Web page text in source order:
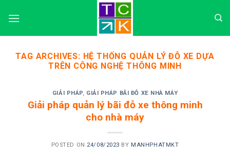
TAG ARCHIVES: HỆ THỐNG QUẢN LÝ ĐỖ XE DỰA
TRÊN CÔNG NGHỆ THÔNG MINH
GIẢI PHÁP, GIẢI PHÁP BÃI ĐỖ XE NHÀ MÁY
Giải pháp quản lý bãi đỗ xe thông minh
cho nhà máy
POSTED ON 24/08/2023 BY MANHPHATMKT